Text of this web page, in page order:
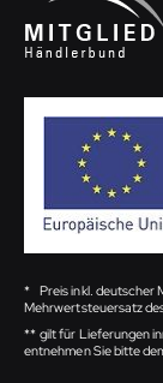
* Preis inkl. deutscher
Mehrwertsteuersatz
** gilt für Lieferungen
entnehmen Sie bitte